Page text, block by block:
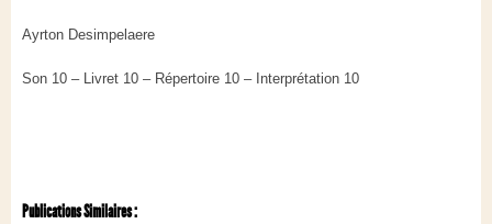
Ayrton Desimpelaere
Son 10 – Livret 10 – Répertoire 10 – Interprétation 10
Publications Similaires :